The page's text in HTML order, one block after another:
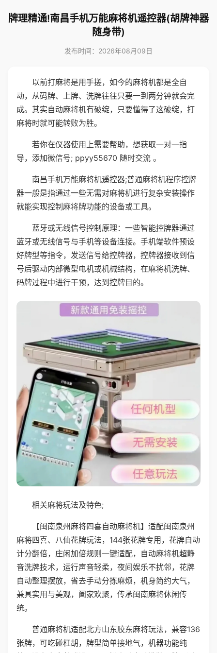
牌理精通!南昌手机万能麻将机遥控器(胡牌神器
随身带)
发布时间：2026年08月09日
以前打麻将是用手搓，如今的麻将机都是全自
动，从码牌、上牌、洗牌往往只要一到两分钟就会完
成。其实自动麻将机有破绽，只要懂得了这破绽，打
麻将时就可能转败为胜。
若你在仪器使用上需要帮助，想获取一对一指
导，添加微信号; ppyy55670 随时交流 。
南昌手机万能麻将机遥控器;普通麻将机程序控牌
器一般是指通过一些无需对麻将机进行复杂安装操作
就能实现控制麻将牌功能的设备或工具。
蓝牙或无线信号控制原理：一些智能控牌器通过
蓝牙或无线信号与手机等设备连接。手机端软件预设
好牌型等指令，发送信号给控牌器，控牌器接收到信
号后驱动内部微型电机或机械结构，在麻将机洗牌、
码牌过程中进行干预，达到控牌目的。
相关麻将玩法及特色;
【闽南泉州麻将四喜自动麻将机】适配闽南泉州
麻将四喜、八仙花牌玩法，144张花牌专用，花牌自动
计分翻倍，庄闲加倍规则一键适配，自动麻将机超静
音洗牌技术，运行声音轻柔，夜间娱乐不扰邻，花牌
自动整理摆放，省去手动分拣麻烦，机身简约大气，
兼具实用与美观，阖家欢聚，传承闽南麻将休闲传
统。
普通麻将机适配北方山东胶东麻将玩法，兼容136
张牌，可吃碰杠胡，牌型简单接地气，机器功能纯